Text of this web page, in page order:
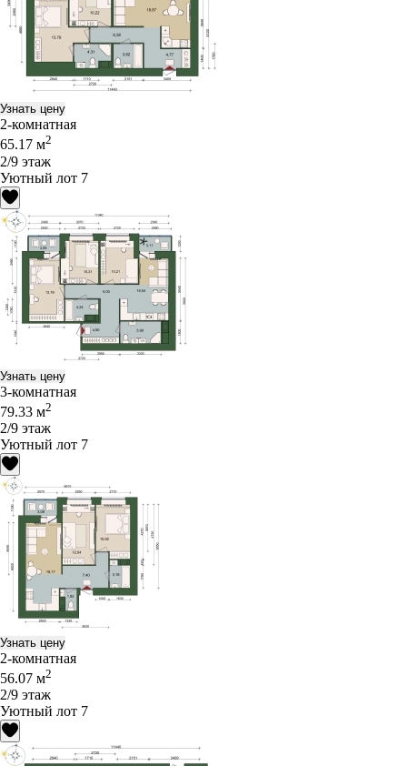
Узнать цену
2-комнатная
65.17 м2
2/9 этаж
Уютный лот 7
Узнать цену
3-комнатная
79.33 м2
2/9 этаж
Уютный лот 7
Узнать цену
2-комнатная
56.07 м2
2/9 этаж
Уютный лот 7